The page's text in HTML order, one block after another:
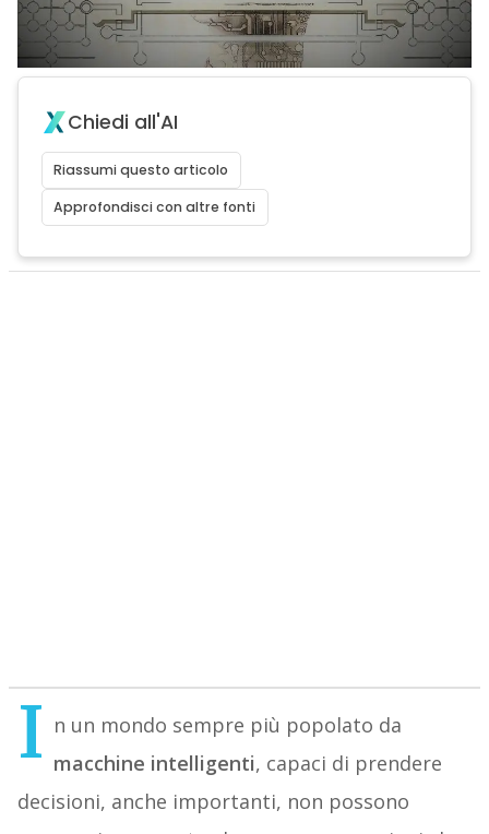
Chiedi all'AI
Riassumi questo articolo
Approfondisci con altre fonti
I n un mondo sempre più popolato da
macchine intelligenti, capaci di prendere
decisioni, anche importanti, non possono